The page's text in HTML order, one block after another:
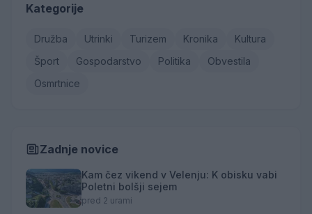
Kategorije
Družba Utrinki Turizem Kronika
Kultura
Šport
Gospodarstvo Politika
Obvestila
Osmrtnice
Zadnje novice
Kam čez vikend v Velenju: K obisku vabi
Poletni bolšji sejem
pred 2 urami